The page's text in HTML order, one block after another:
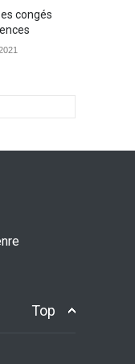
congés
Top